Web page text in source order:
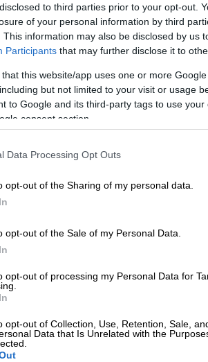
to third parties prior to your opt-out.
of your personal information by third
This information may also be disclosed by us
Participants that may further disclose it to
that this website/app uses one or more
but not limited to your visit or usage
to Google and its third-party tags to use
consent section.
Data Processing Opt Outs
opt-out of the Sharing of my personal data.
opt-out of the Sale of my Personal Data.
opt-out of processing my Personal Data for
opt-out of Collection, Use, Retention, Sale,
Data that Is Unrelated with the
ΜΠΟΛΑΡΗ / EUROKINISSI)
το ΕΘΝΟΣ στη Google
στο δεξί του χέρι. Το
σε αναψυκτήριο στην περιοχή
ψυχαγωγικά παιχνίδια.
το παιδί ήρθε σε επαφή
και να χρειαστεί άμεση